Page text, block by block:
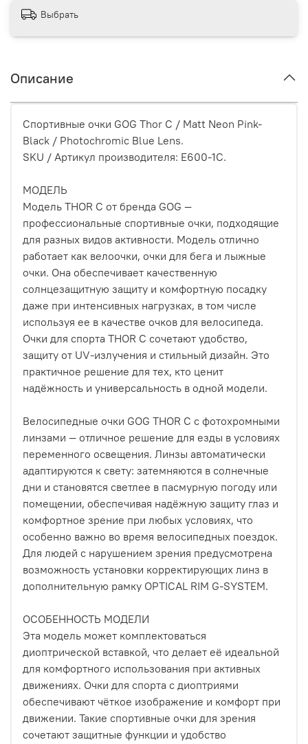
Выбрать
Описание
Спортивные очки GOG Thor C / Matt Neon Pink-
Black / Photochromic Blue Lens.
SKU / Артикул производителя: E600-1C.
МОДЕЛЬ
Модель THOR C от бренда GOG —
профессиональные спортивные очки, подходящие
для разных видов активности. Модель отлично
работает как велоочки, очки для бега и лыжные
очки. Она обеспечивает качественную
солнцезащитную защиту и комфортную посадку
даже при интенсивных нагрузках, в том числе
используя ее в качестве очков для велосипеда.
Очки для спорта THOR C сочетают удобство,
защиту от UV-излучения и стильный дизайн. Это
практичное решение для тех, кто ценит
надёжность и универсальность в одной модели.
Велосипедные очки GOG THOR C с фотохромными
линзами — отличное решение для езды в условиях
переменного освещения. Линзы автоматически
адаптируются к свету: затемняются в солнечные
дни и становятся светлее в пасмурную погоду или
помещении, обеспечивая надёжную защиту глаз и
комфортное зрение при любых условиях, что
особенно важно во время велосипедных поездок.
Для людей с нарушением зрения предусмотрена
возможность установки корректирующих линз в
дополнительную рамку OPTICAL RIM G-SYSTEM.
ОСОБЕННОСТЬ МОДЕЛИ
Эта модель может комплектоваться
диоптрической вставкой, что делает её идеальной
для комфортного использования при активных
движениях. Очки для спорта с диоптриями
обеспечивают чёткое изображение и комфорт при
движении. Такие спортивные очки для зрения
сочетают защитные функции и удобство